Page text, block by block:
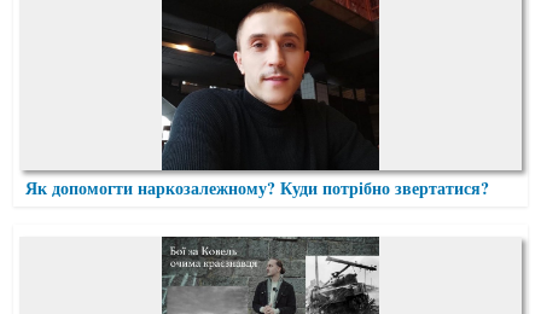
Як допомогти наркозалежному? Куди потрібно звертатися?